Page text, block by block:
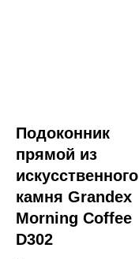
Подоконник
прямой из
искусственного
камня Grandex
Morning Coffee
D302